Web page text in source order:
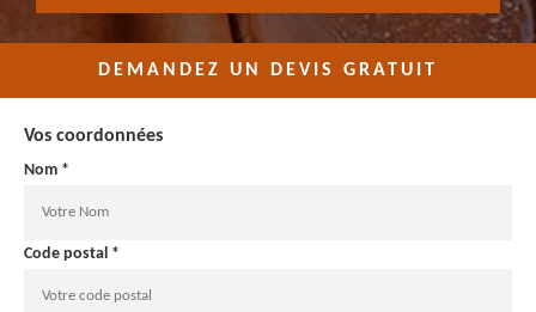
DEMANDEZ UN DEVIS GRATUIT
Vos coordonnées
Nom *
Code postal *